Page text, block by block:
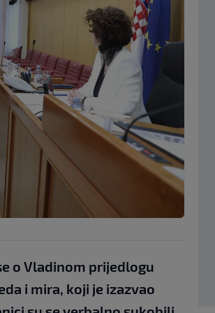
o Vladinom prijedlogu
i mira, koji je izazvao